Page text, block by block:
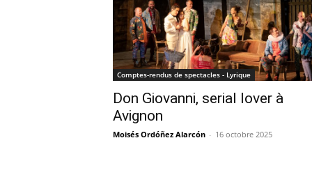
Comptes-rendus de spectacles - Lyrique
Don Giovanni, serial lover à
Avignon
Moisés Ordóñez Alarcón - 16 octobre 2025